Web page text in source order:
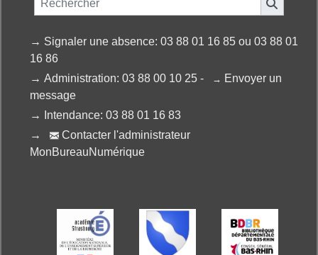
→ Signaler une absence: 03 88 01 16 85 ou 03 88 01
16 86
→ Administration: 03 88 00 10 25 - →
Envoyer un
message
→
Intendance: 03 88 01 16 83
→
 Contacter l'administrateur
MonBureauNumérique